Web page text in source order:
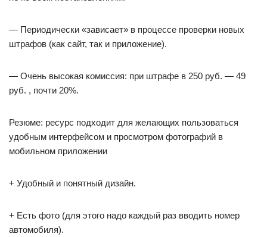
— Периодически «зависает» в процессе проверки новых
штрафов (как сайт, так и приложение).
— Очень высокая комиссия: при штрафе в 250 руб. — 49
руб. , почти 20%.
Резюме: ресурс подходит для желающих пользоваться
удобным интерфейсом и просмотром фотографий в
мобильном приложении
+ Удобный и понятный дизайн.
+ Есть фото (для этого надо каждый раз вводить номер
автомобиля).